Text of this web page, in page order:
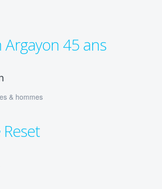
Argayon 45 ans
& hommes